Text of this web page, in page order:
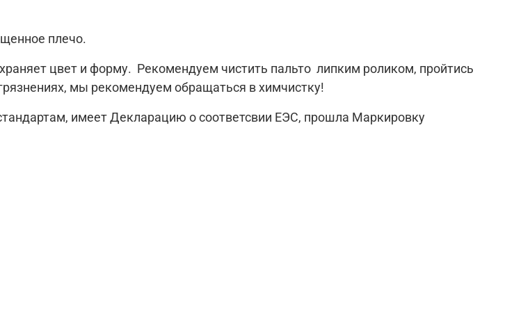
плечо.
цвет и форму. Рекомендуем чистить пальто липким роликом, пройтись
мы рекомендуем обращаться в химчистку!
имеет Декларацию о соответсвии ЕЭС, прошла Маркировку